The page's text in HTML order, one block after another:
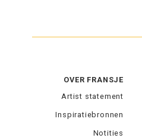
OVER FRANSJE
Artist statement
Inspiratiebronnen
Notities